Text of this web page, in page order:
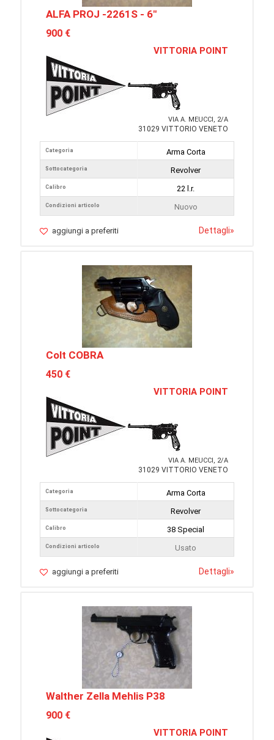
ALFA PROJ -2261S - 6"
900 €
VITTORIA POINT
VIA A. MEUCCI, 2/A
31029 VITTORIO VENETO
Categoria
Sottocategoria
Calibro
Condizioni articolo
Arma Corta
Revolver
22 l.r.
Nuovo
aggiungi a preferiti Dettagli»
Colt COBRA
450 €
VITTORIA POINT
VIA A. MEUCCI, 2/A
31029 VITTORIO VENETO
Categoria
Sottocategoria
Calibro
Condizioni articolo
Arma Corta
Revolver
38 Special
Usato
aggiungi a preferiti Dettagli»
Walther Zella Mehlis P38
900 €
VITTORIA POINT